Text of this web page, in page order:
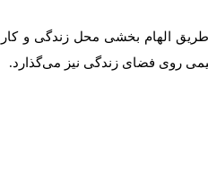
الهام بخشی محل زندگی و
روی فضای زندگی نیز می‌گذارد.